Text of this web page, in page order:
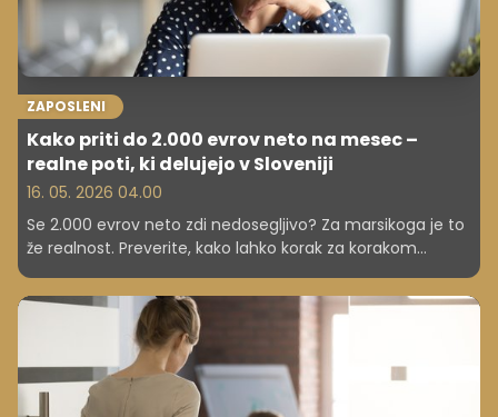
ZAPOSLENI
Kako priti do 2.000 evrov neto na mesec –
realne poti, ki delujejo v Sloveniji
16. 05. 2026 04.00
Se 2.000 evrov neto zdi nedosegljivo? Za marsikoga je to
že realnost. Preverite, kako lahko korak za korakom
pridete do višjih prihodkov.